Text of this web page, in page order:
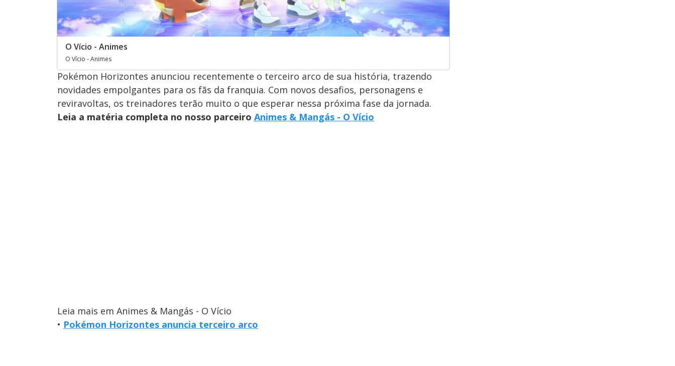
O Vício - Animes
O Vício - Animes
Pokémon Horizontes anunciou recentemente o terceiro arco de sua história, trazendo
novidades empolgantes para os fãs da franquia. Com novos desafios, personagens e
reviravoltas, os treinadores terão muito o que esperar nessa próxima fase da jornada.
Leia a matéria completa no nosso parceiro Animes & Mangás - O Vício
Leia mais em Animes & Mangás - O Vício
• Pokémon Horizontes anuncia terceiro arco